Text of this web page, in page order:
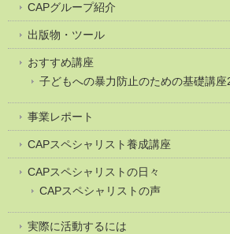
CAPグループ紹介
出版物・ツール
おすすめ講座
子どもへの暴力防止のための基礎講座
事業レポート
CAPスペシャリスト養成講座
CAPスペシャリストの日々
CAPスペシャリストの声
実際に活動するには